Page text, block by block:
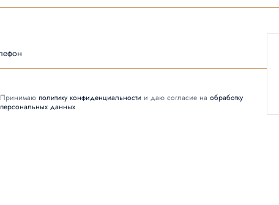
Принимаю политику конфиденциальности и даю согласие на обработку
персональных данных